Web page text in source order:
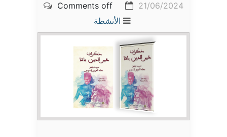
21/06/2024
Comments off
الأنشطة